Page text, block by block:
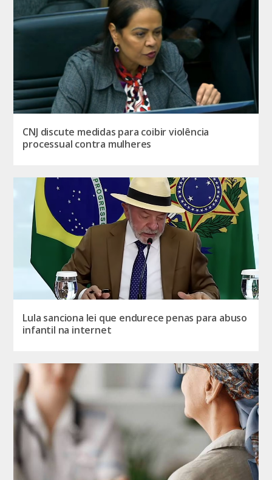
CNJ discute medidas para coibir violência
processual contra mulheres
Lula sanciona lei que endurece penas para abuso
infantil na internet